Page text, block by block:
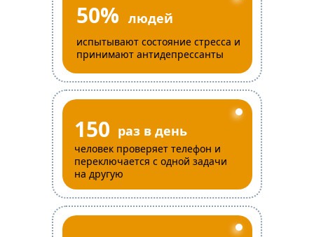
человек проверяет телефон и
переключается с одной задачи
на другую
150
испытывают состояние стресса и
принимают антидепрессанты
50% людей
раз в день